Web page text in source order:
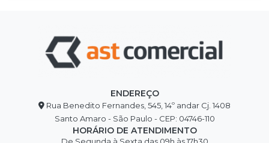
ENDEREÇO
Rua Benedito Fernandes, 545, 14º andar Cj. 1408
Santo Amaro - São Paulo - CEP: 04746-110
HORÁRIO DE ATENDIMENTO
De Segunda à Sexta das 09h às 17h30